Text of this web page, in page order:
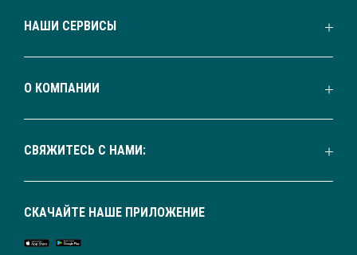
НАШИ СЕРВИСЫ
О КОМПАНИИ
СВЯЖИТЕСЬ С НАМИ:
СКАЧАЙТЕ НАШЕ ПРИЛОЖЕНИЕ